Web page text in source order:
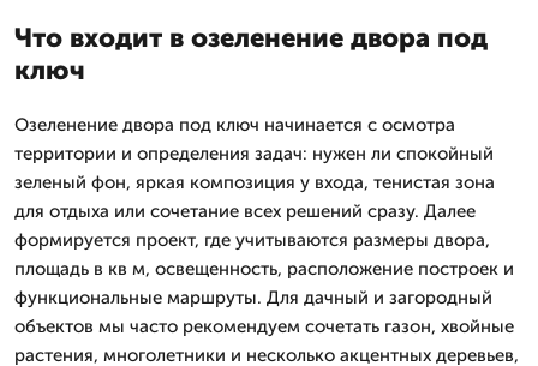
Что входит в озеленение двора под
ключ
Озеленение двора под ключ начинается с осмотра
территории и определения задач: нужен ли спокойный
зеленый фон, яркая композиция у входа, тенистая зона
для отдыха или сочетание всех решений сразу. Далее
формируется проект, где учитываются размеры двора,
площадь в кв м, освещенность, расположение построек и
функциональные маршруты. Для дачный и загородный
объектов мы часто рекомендуем сочетать газон, хвойные
растения, многолетники и несколько акцентных деревьев,